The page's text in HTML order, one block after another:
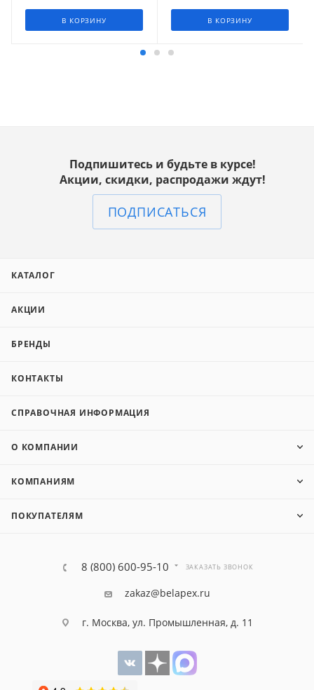
В КОРЗИНУ В КОРЗИНУ
Подпишитесь и будьте в курсе!
Акции, скидки, распродажи ждут!
ПОДПИСАТЬСЯ
КАТАЛОГ
АКЦИИ
БРЕНДЫ
КОНТАКТЫ
СПРАВОЧНАЯ ИНФОРМАЦИЯ
О КОМПАНИИ
КОМПАНИЯМ
ПОКУПАТЕЛЯМ
8 (800) 600-95-10 ЗАКАЗАТЬ ЗВОНОК
zakaz@belapex.ru
г. Москва, ул. Промышленная, д. 11